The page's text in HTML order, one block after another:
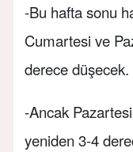
-Bu hafta sonu
Cumartesi ve
derece düşecek.
-Ancak
yeniden 3-4